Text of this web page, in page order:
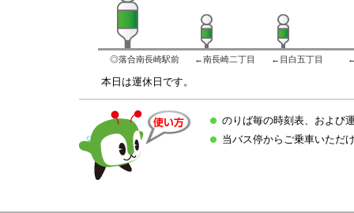
◎落合南長崎駅前 ←南長崎二丁目 ←目白五丁目
本日は運休日です。
のりば毎の時刻表、および
当バス停からご乗車いただ